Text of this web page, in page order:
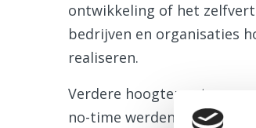
ontwikkeling of het
bedrijven en organisaties
realiseren.
Verdere hoogtepunten van
no-time werden alle loten